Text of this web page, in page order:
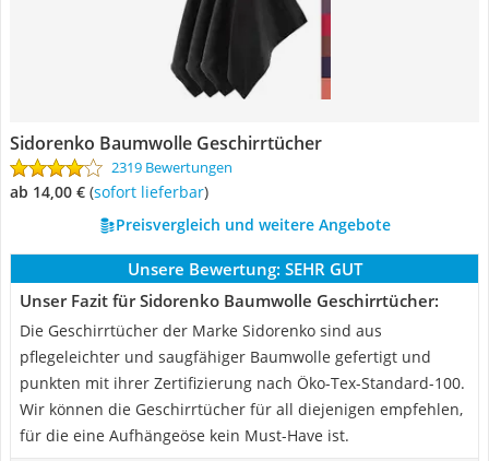
Sidorenko Baumwolle Geschirrtücher
2319 Bewertungen
ab 14,00 € ( Sofort lieferbar)
Preisvergleich und weitere Angebote
Unsere Bewertung: SEHR GUT
Unser Fazit für Sidorenko Baumwolle Geschirrtücher:
Die Geschirrtücher der Marke Sidorenko sind aus
pflegeleichter und saugfähiger Baumwolle gefertigt und
punkten mit ihrer Zertifizierung nach Öko-Tex-Standard-100.
Wir können die Geschirrtücher für all diejenigen empfehlen,
für die eine Aufhängeöse kein Must-Have ist.